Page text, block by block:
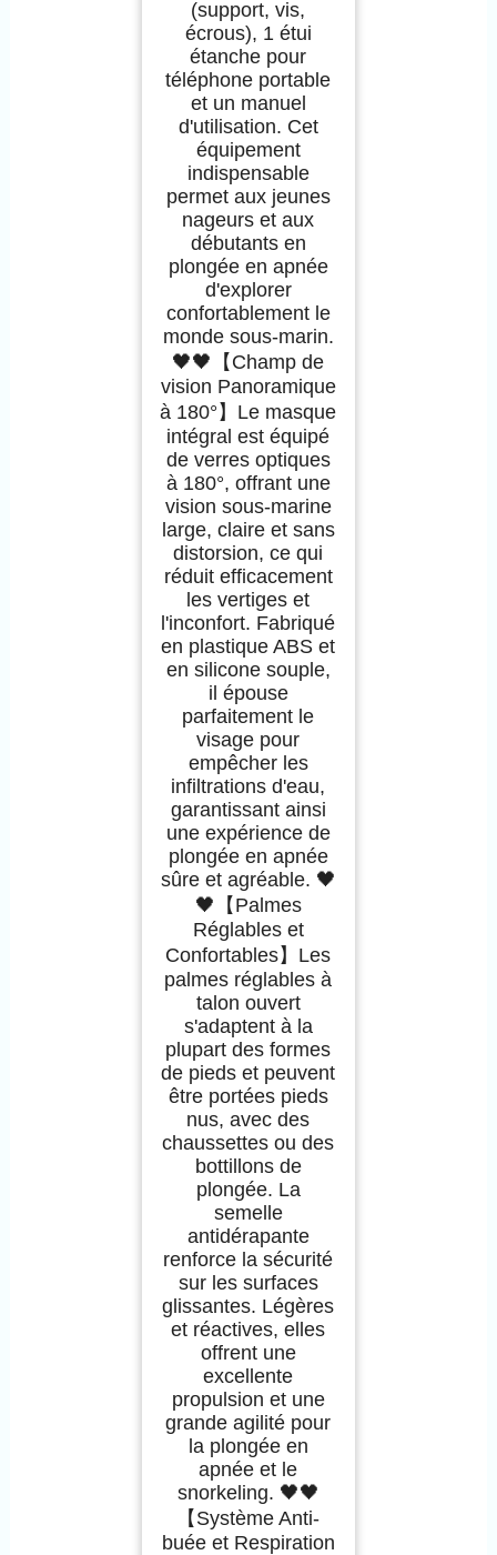
(support, vis,
écrous), 1 étui
étanche pour
téléphone portable
et un manuel
d'utilisation. Cet
équipement
indispensable
permet aux jeunes
nageurs et aux
débutants en
plongée en apnée
d'explorer
confortablement le
monde sous-marin.
🖤🖤【Champ de
vision Panoramique
à 180°】Le masque
intégral est équipé
de verres optiques
à 180°, offrant une
vision sous-marine
large, claire et sans
distorsion, ce qui
réduit efficacement
les vertiges et
l'inconfort. Fabriqué
en plastique ABS et
en silicone souple,
il épouse
parfaitement le
visage pour
empêcher les
infiltrations d'eau,
garantissant ainsi
une expérience de
plongée en apnée
sûre et agréable. 🖤
🖤【Palmes
Réglables et
Confortables】Les
palmes réglables à
talon ouvert
s'adaptent à la
plupart des formes
de pieds et peuvent
être portées pieds
nus, avec des
chaussettes ou des
bottillons de
plongée. La
semelle
antidérapante
renforce la sécurité
sur les surfaces
glissantes. Légères
et réactives, elles
offrent une
excellente
propulsion et une
grande agilité pour
la plongée en
apnée et le
snorkeling. 🖤🖤
【Système Anti-
buée et Respiration